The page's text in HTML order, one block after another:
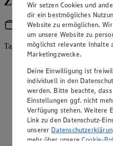
Utensilien
Tajine
würfeln. Die Zwiebeln
schneiden. Den Knoblauch
Das Fleisch in heißem Öl
Zwiebeln, den Knoblauch,
Kreuzkümmel und Zimt
die Brühe angießen.
schmoren lassen. Nach
ergänzen.
Wir setzen Cookies und
dir ein bestmögliches
Website zu ermöglichen.
um unsere Website zu
möglichst relevante Inhalte
Marketingzwecke.
Deine Einwilligung ist
individuell in den
werden. Bitte beachte,
Einstellungen ggf. nicht
Verfügung stehen. Weitere
Link zu den Datenschutz-
unserer
mehr über unsereCookie-